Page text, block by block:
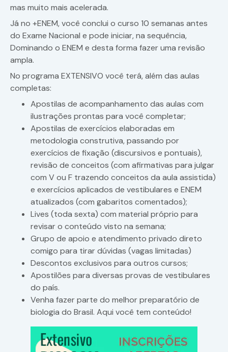
mas muito mais acelerada.
Já no +ENEM, você conclui o curso 10 semanas antes
do Exame Nacional e pode iniciar, na sequência,
Dominando o ENEM e desta forma fazer uma revisão
ampla.
No programa EXTENSIVO você terá, além das aulas
completas:
Apostilas de acompanhamento das aulas com
ilustrações prontas para você completar;
Apostilas de exercícios elaboradas em
metodologia construtiva, passando por
exercícios de fixação (discursivos e pontuais),
revisão de conceitos (com afirmativas para julgar
com V ou F trazendo conceitos da aula assistida)
e exercícios aplicados de vestibulares e ENEM
atualizados (com gabaritos comentados);
Lives (toda sexta) com material próprio para
revisar o conteúdo visto na semana;
Grupo de apoio e atendimento privado direto
comigo para tirar dúvidas (vagas limitadas)
Descontos exclusivos para outros cursos;
Apostilões para diversas provas de vestibulares
do país.
Venha fazer parte do melhor preparatório de
biologia do Brasil. Aqui você tem conteúdo!